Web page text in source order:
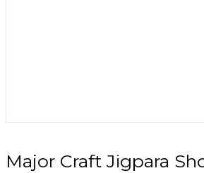
Major Craft Jigpara